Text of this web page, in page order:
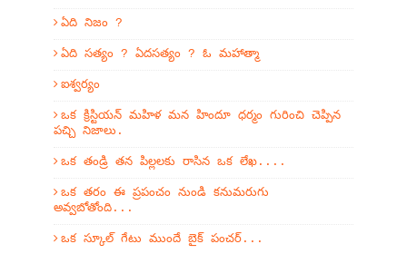
ఏది నిజం ?
ఏది సత్యం ? ఏదసత్యం ? ఓ మహాత్మా
ఐశ్వర్యం
ఒక క్రిస్టియన్ మహిళ మన హిందూ ధర్మం గురించి చెప్పిన
పచ్చి నిజాలు.
ఒక తండ్రి తన పిల్లలకు రాసిన ఒక లేఖ....
ఒక తరం ఈ ప్రపంచం నుండి కనుమరుగు
అవ్వబోతోంది...
ఒక స్కూల్ గేటు ముందే బైక్ పంచర్...